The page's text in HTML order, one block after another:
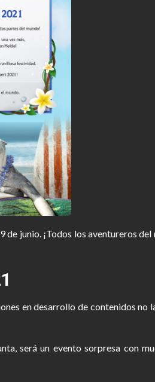
junio. ¡Todos los aventureros
en desarrollo de contenidos no
será un evento sorpresa con